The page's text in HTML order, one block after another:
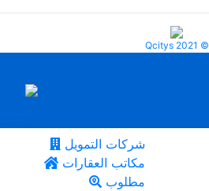
Qcitys 2021 ©
شركات التمويل
مكاتب العقارات
مطلوب